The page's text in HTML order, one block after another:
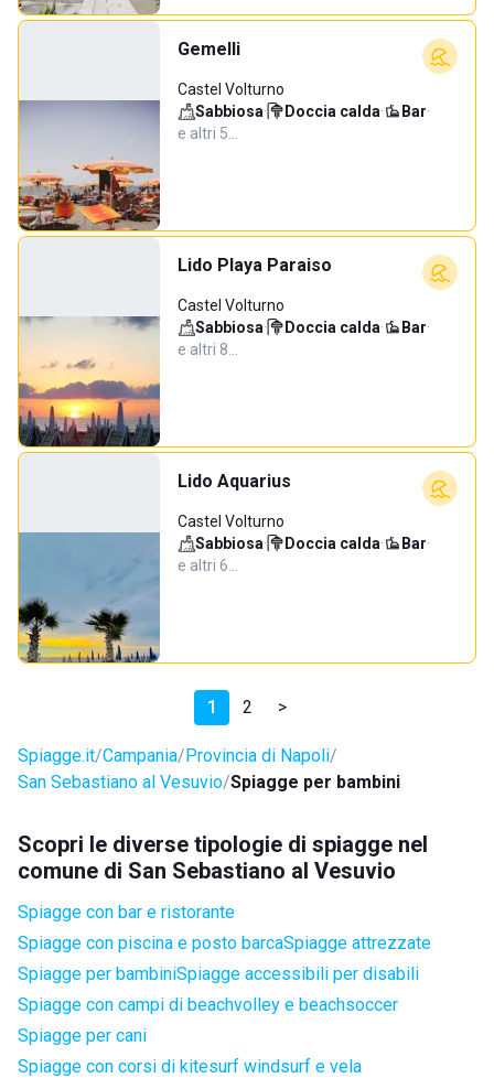
Gemelli
Castel Volturno
Sabbiosa· Doccia calda· Bar·
e altri 5…
Lido Playa Paraiso
Castel Volturno
Sabbiosa· Doccia calda· Bar·
e altri 8…
Lido Aquarius
Castel Volturno
Sabbiosa· Doccia calda· Bar·
e altri 6…
1 2 >
Spiagge.it Campania Provincia di Napoli
San Sebastiano al Vesuvio Spiagge per bambini
Scopri le diverse tipologie di spiagge nel
comune di San Sebastiano al Vesuvio
Spiagge con bar e ristorante
Spiagge con piscina e posto barcaSpiagge attrezzate
Spiagge per bambiniSpiagge accessibili per disabili
Spiagge con campi di beachvolley e beachsoccer
Spiagge per cani
Spiagge con corsi di kitesurf windsurf e vela